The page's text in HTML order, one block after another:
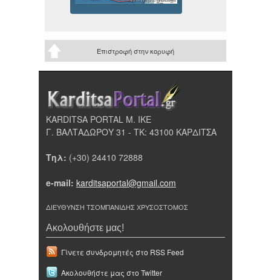
Επιστροφή στην κορυφή
KARDITSA PORTAL Μ. ΙΚΕ
Γ. ΒΑΛΤΑΔΩΡΟΥ 31 - ΤΚ: 43100 ΚΑΡΔΙΤΣΑ
Τηλ: (+30) 24410 72888
e-mail: karditsaportal@gmail.com
ΔΙΕΥΘΥΝΣΗ ΤΣΟΜΠΑΝΙΔΗΣ ΧΡΥΣΟΣΤΟΜΟΣ
Ακολουθήστε μας!
Γίνετε συνδρομητές στο RSS Feed
Ακολουθήστε μας στο Twitter